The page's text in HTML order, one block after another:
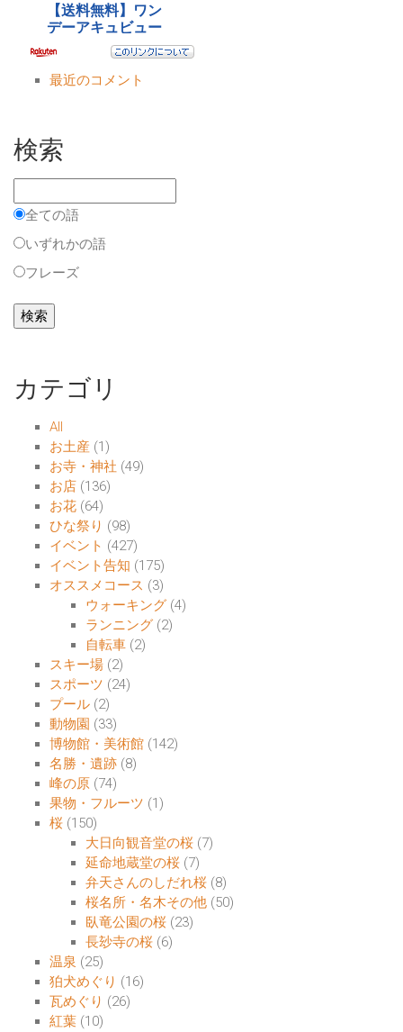
最近のコメント
検索
全ての語
いずれかの語
フレーズ
カテゴリ
All
お土産 (1)
お寺・神社 (49)
お店 (136)
お花 (64)
ひな祭り (98)
イベント (427)
イベント告知 (175)
オススメコース (3)
ウォーキング (4)
ランニング (2)
自転車 (2)
スキー場 (2)
スポーツ (24)
プール (2)
動物園 (33)
博物館・美術館 (142)
名勝・遺跡 (8)
峰の原 (74)
果物・フルーツ (1)
桜 (150)
大日向観音堂の桜 (7)
延命地蔵堂の桜 (7)
弁天さんのしだれ桜 (8)
桜名所・名木その他 (50)
臥竜公園の桜 (23)
長玅寺の桜 (6)
温泉 (25)
狛犬めぐり (16)
瓦めぐり (26)
紅葉 (10)